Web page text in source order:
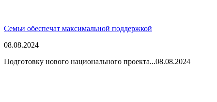
Семьи обеспечат максимальной поддержкой
08.08.2024
Подготовку нового национального проекта...08.08.2024